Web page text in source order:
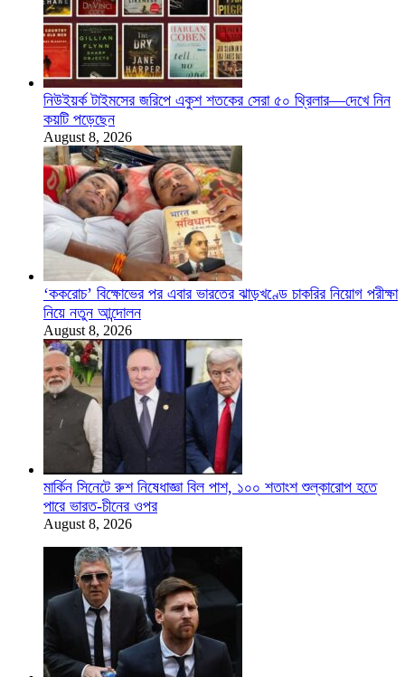
নিউইয়র্ক টাইমসের জরিপে একুশ শতকের সেরা ৫০ থ্রিলার—দেখে নিন
কয়টি পড়েছেন
August 8, 2026
‘ককরোচ’ বিক্ষোভের পর এবার ভারতের ঝাড়খণ্ডে চাকরির নিয়োগ পরীক্ষা
নিয়ে নতুন আন্দোলন
August 8, 2026
মার্কিন সিনেটে রুশ নিষেধাজ্ঞা বিল পাশ, ১০০ শতাংশ শুল্কারোপ হতে
পারে ভারত-চীনের ওপর
August 8, 2026